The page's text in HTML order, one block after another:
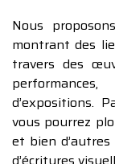
Nous
montrant des
travers des
d’expositions.
vous pourrez
et bien